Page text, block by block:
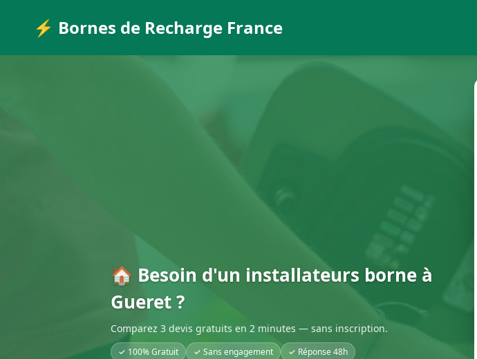
⚡ Bornes de Recharge France
🏠 Besoin d'un installateurs borne à
Gueret ?
Comparez 3 devis gratuits en 2 minutes — sans inscription.
✓ 100% Gratuit ✓ Sans engagement ✓ Réponse 48h